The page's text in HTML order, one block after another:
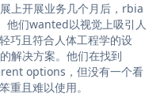
上开展业务几个月后，rbia
他们wanted以视觉上吸引人
巧且符合人体工程学的设
解决方案。他们在找到
options，但没有一个看
重且难以使用。